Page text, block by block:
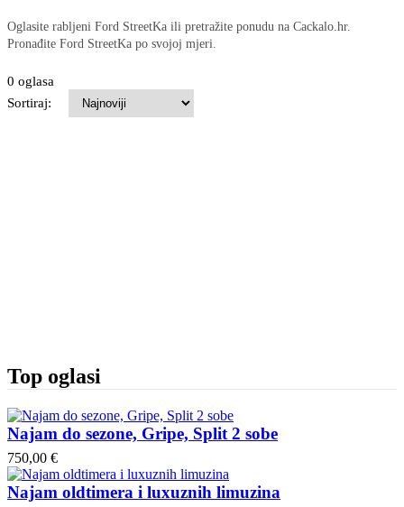
Oglasite rabljeni Ford StreetKa ili pretražite ponudu na Cackalo.hr.
Pronađite Ford StreetKa po svojoj mjeri.
0 oglasa
Sortiraj:
Top oglasi
Najam do sezone, Gripe, Split 2 sobe
750,00 €
Najam oldtimera i luxuznih limuzina